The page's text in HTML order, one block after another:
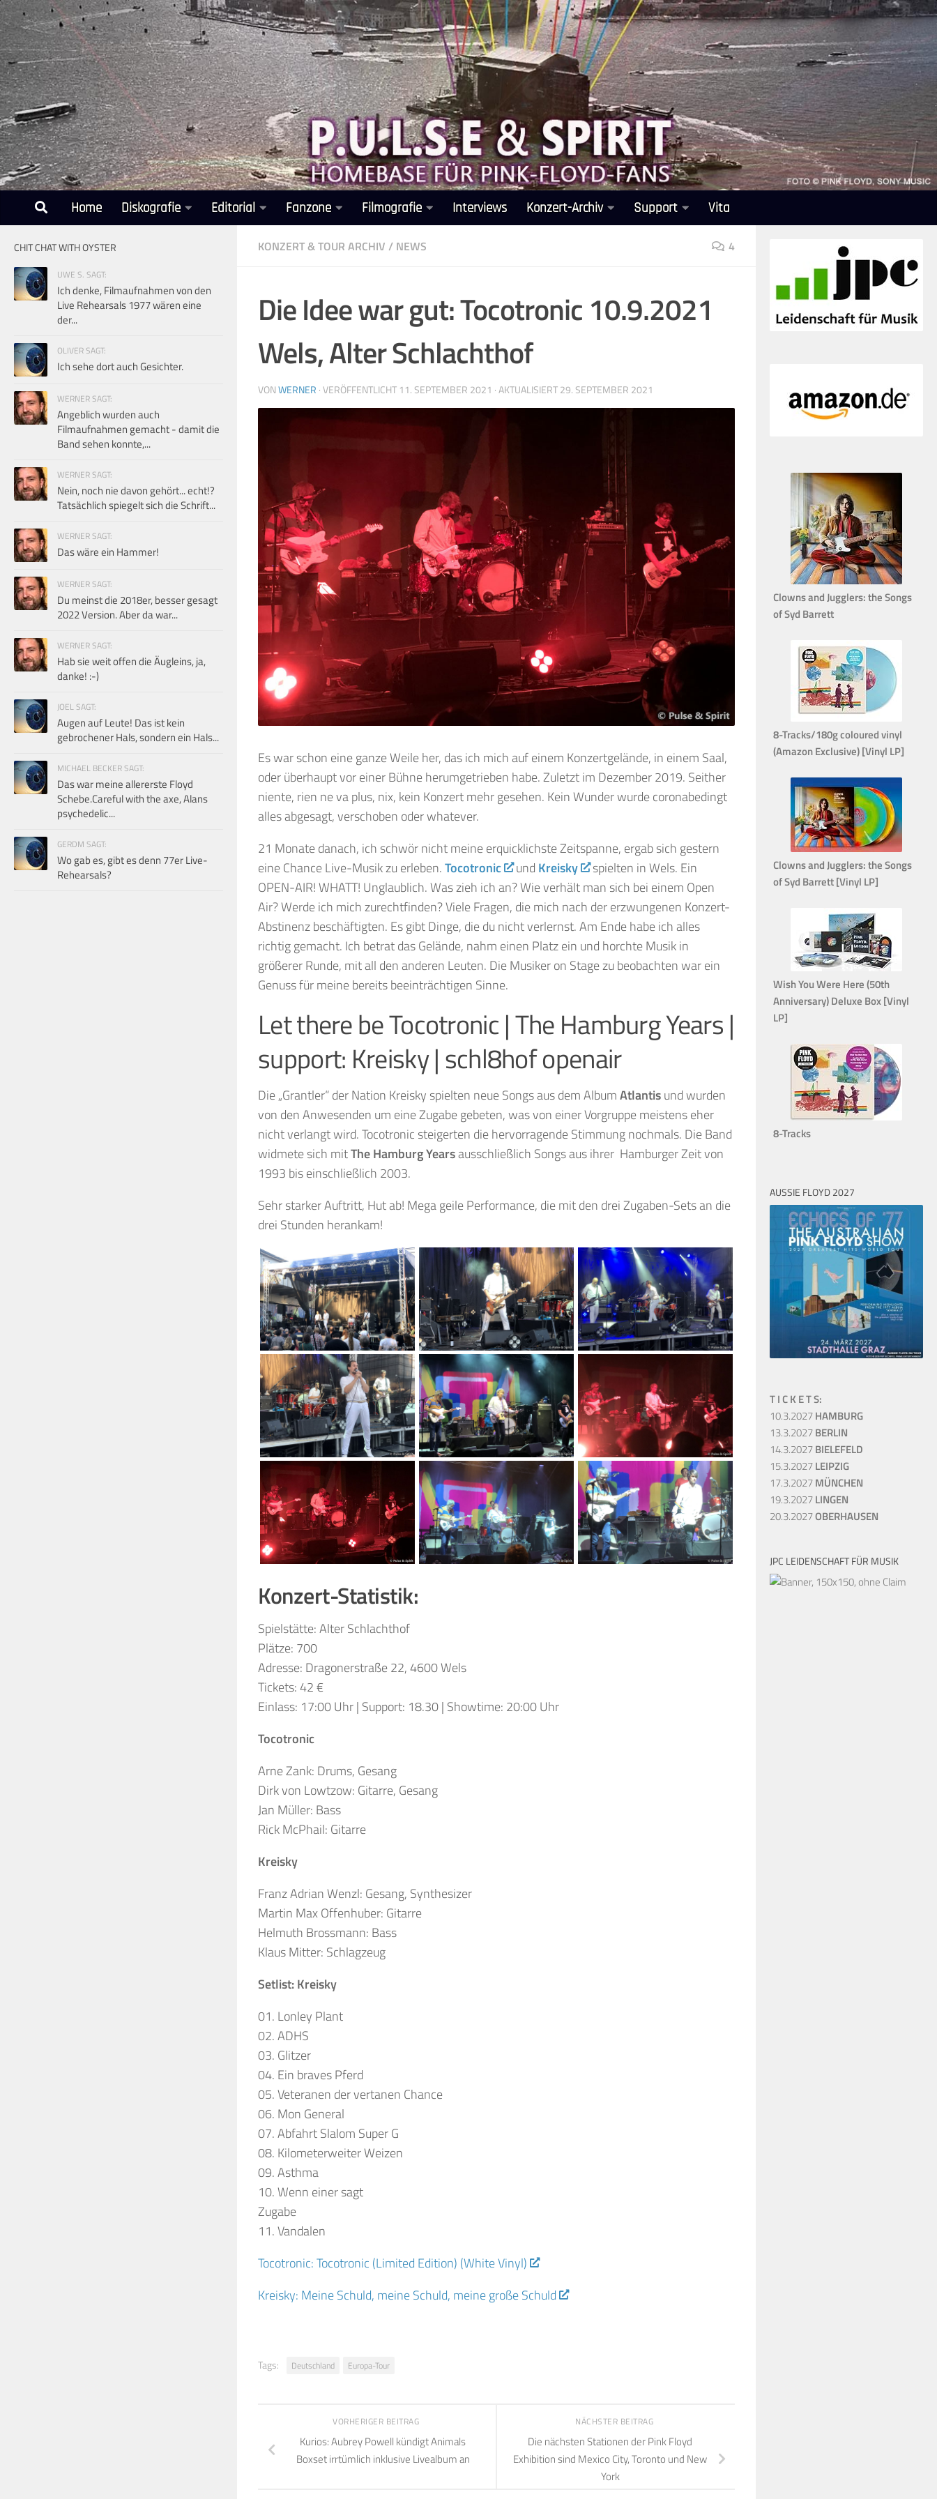
Unter dem Inhalt
Home Diskografie Editorial Fanzone Filmografie Interviews Konzert-Archiv Support Vita
KONZERT & TOUR ARCHIV / NEWS 4
Die Idee war gut: Tocotronic 10.9.2021
Wels, Alter Schlachthof
VONWERNER · VERÖFFENTLICHT 11. SEPTEMBER 2021 · AKTUALISIERT29. SEPTEMBER 2021
Es war schon eine ganze Weile her, das ich mich auf einem Konzertgelände, in einem Saal,
oder überhaupt vor einer Bühne herumgetrieben habe. Zuletzt im Dezember 2019. Seither
niente, rien ne va plus, nix, kein Konzert mehr gesehen. Kein Wunder wurde coronabedingt
alles abgesagt, verschoben oder whatever.
21 Monate danach, ich schwör nicht meine erquicklichste Zeitspanne, ergab sich gestern
eine Chance Live-Musik zu erleben.Tocotronic und Kreisky
spielten in Wels. Ein
OPEN-AIR! WHATT! Unglaublich. Was zieh ich an? Wie verhält man sich bei einem Open
Air? Werde ich mich zurechtfinden? Viele Fragen, die mich nach der erzwungenen Konzert-
Abstinenz beschäftigten. Es gibt Dinge, die du nicht verlernst. Am Ende habe ich alles
richtig gemacht. Ich betrat das Gelände, nahm einen Platz ein und horchte Musik in
größerer Runde, mit all den anderen Leuten. Die Musiker on Stage zu beobachten war ein
Genuss für meine bereits beeinträchtigen Sinne.
Let there be Tocotronic | The Hamburg Years |
support: Kreisky | schl8hof openair
Die „Grantler“ der Nation Kreisky spielten neue Songs aus dem AlbumAtlantisund wurden
von den Anwesenden um eine Zugabe gebeten, was von einer Vorgruppe meistens eher
nicht verlangt wird. Tocotronic steigerten die hervorragende Stimmung nochmals. Die Band
widmete sich mitThe Hamburg Yearsausschließlich Songs aus ihrer Hamburger Zeit von
1993 bis einschließlich 2003.
Sehr starker Auftritt, Hut ab! Mega geile Performance, die mit den drei Zugaben-Sets an die
drei Stunden herankam!
Konzert-Statistik:
Spielstätte: Alter Schlachthof
Plätze: 700
Adresse: Dragonerstraße 22, 4600 Wels
Tickets: 42 €
Einlass: 17:00 Uhr | Support: 18.30 | Showtime: 20:00 Uhr
Tocotronic
Arne Zank: Drums, Gesang
Dirk von Lowtzow: Gitarre, Gesang
Jan Müller: Bass
Rick McPhail: Gitarre
Kreisky
Franz Adrian Wenzl: Gesang, Synthesizer
Martin Max Offenhuber: Gitarre
Helmuth Brossmann: Bass
Klaus Mitter: Schlagzeug
Setlist:Kreisky
01. Lonley Plant
02. ADHS
03. Glitzer
04. Ein braves Pferd
05. Veteranen der vertanen Chance
06. Mon General
07. Abfahrt Slalom Super G
08. Kilometerweiter Weizen
09. Asthma
10. Wenn einer sagt
Zugabe
11. Vandalen
Tocotronic: Tocotronic (Limited Edition) (White Vinyl)
Kreisky: Meine Schuld, meine Schuld, meine große Schuld
Tags: Deutschland Europa-Tour
NÄCHSTER BEITRAG
Die nächsten Stationen der Pink Floyd
Exhibition sind Mexico City, Toronto und New
York
VORHERIGER BEITRAG
Kurios: Aubrey Powell kündigt Animals
Boxset irrtümlich inklusive Livealbum an
CHIT CHAT WITH OYSTER
UWE S. SAGT:
Ich denke, Filmaufnahmen von den
Live Rehearsals 1977 wären eine
der...
OLIVER SAGT:
Ich sehe dort auch Gesichter.
WERNER SAGT:
Angeblich wurden auch
Filmaufnahmen gemacht - damit die
Band sehen konnte,...
WERNER SAGT:
Nein, noch nie davon gehört... echt!?
Tatsächlich spiegelt sich die Schrift...
WERNER SAGT:
Das wäre ein Hammer!
WERNER SAGT:
Du meinst die 2018er, besser gesagt
2022 Version. Aber da war...
WERNER SAGT:
Hab sie weit offen die Äugleins, ja,
danke! :-)
JOEL SAGT:
Augen auf Leute! Das ist kein
gebrochener Hals, sondern ein Hals...
MICHAEL BECKER SAGT:
Das war meine allererste Floyd
Schebe.Careful with the axe, Alans
psychedelic...
GERDM SAGT:
Wo gab es, gibt es denn 77er Live-
Rehearsals?
Clowns and Jugglers: the Songs
of Syd Barrett
8-Tracks/180g coloured vinyl
(Amazon Exclusive) [Vinyl LP]
Clowns and Jugglers: the Songs
of Syd Barrett [Vinyl LP]
Wish You Were Here (50th
Anniversary) Deluxe Box [Vinyl
LP]
8-Tracks
AUSSIE FLOYD 2027
T I C K E T S:
10.3.2027HAMBURG
13.3.2027BERLIN
14.3.2027BIELEFELD
15.3.2027LEIPZIG
17.3.2027MÜNCHEN
19.3.2027LINGEN
20.3.2027OBERHAUSEN
JPC LEIDENSCHAFT FÜR MUSIK